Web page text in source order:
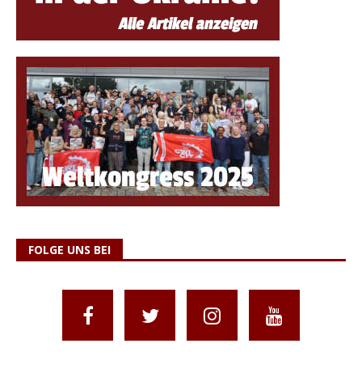
FOLGE UNS BEI